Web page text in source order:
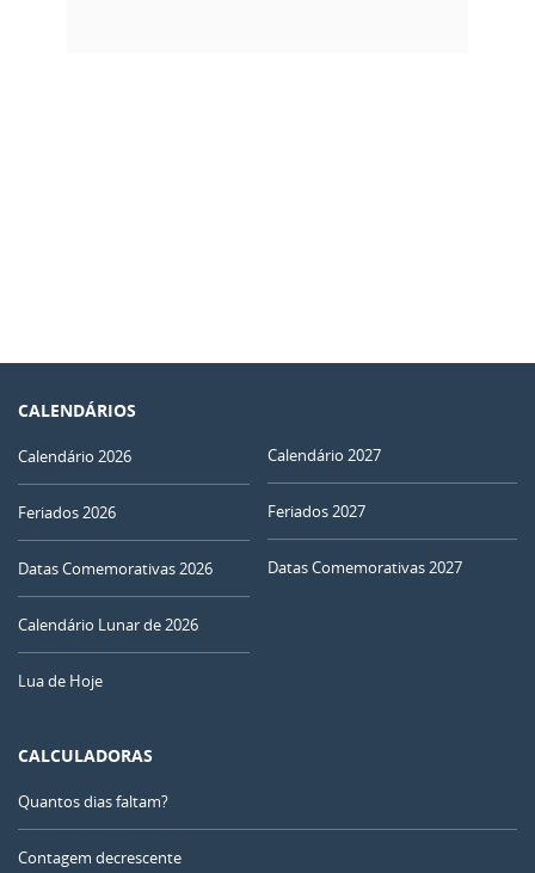
CALENDÁRIOS
Calendário 2026
Feriados 2026
Datas Comemorativas 2026
Calendário Lunar de 2026
Lua de Hoje
Calendário 2027
Feriados 2027
Datas Comemorativas 2027
CALCULADORAS
Quantos dias faltam?
Contagem decrescente